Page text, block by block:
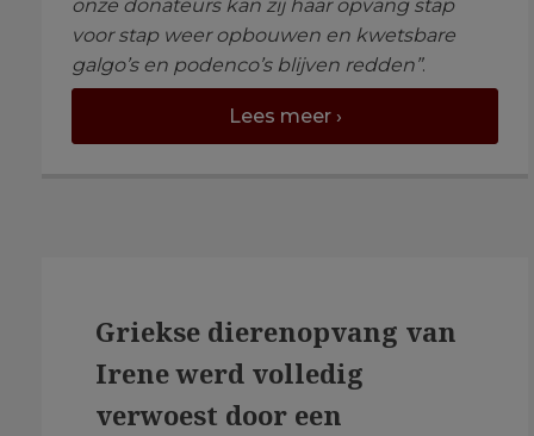
onze donateurs kan zij haar opvang stap
voor stap weer opbouwen en kwetsbare
galgo’s en podenco’s blijven redden”.
Lees meer ›
Griekse dierenopvang van
Irene werd volledig
verwoest door een